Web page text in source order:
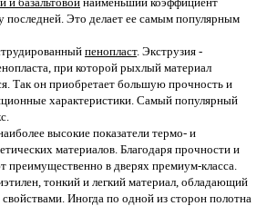
последней. Это делает ее самым популярным
пенопласт. Экструзия -
при которой рыхлый материал
Так он приобретает большую прочность и
характеристики. Самый популярный
высокие показатели термо- и
материалов. Благодаря прочности и
преимущественно в дверях премиум-класса.
тонкий и легкий материал, обладающий
Иногда по одной из сторон полотна